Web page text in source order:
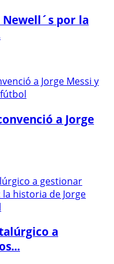
por la
a Jorge
a